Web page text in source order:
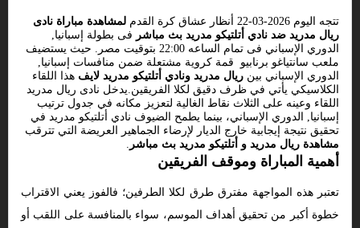
تتجه اليوم 2026-03-22 أنظار عشاق كرة القدم
لمشاهدة مباراة نادى
ريال مدريد ضد نادي أتلتيكو مدريد بث مباشر فى بطولة إسبانيا,
الدوري الإسباني فى تمام الساعه 22:00 بتوقيت مصر. حيث يستضيف
ملعب سانتياغو برنابيو قمة كروية مشتعلة ضمن منافسات إسبانيا,
الدوري الإسباني بين ريال مدريد ونادي أتلتيكو مدريد لايف هذا اللقاء
الكلاسيكي يأتي في ظرف دقيق لكلا الفريقين.يدخل نادى ريال مدريد
اللقاء وعينه على الثلاث نقاط الغالية لتعزيز مكانه في جدول ترتيب
إسبانيا, الدوري الإسباني، بينما يطمح الضيوف نادي أتلتيكو مدريد في
تحقيق نتيجة إيجابية خارج الديار لإرضاء الجماهير العريضة التي تترقب
مشاهدة ريال مدريد و أتلتيكو مدريد بث مباشر
أهمية المباراة وموقف الفريقين
تعتبر هذه المواجهة مفترق طرق لكلا الطرفين؛ فالفوز يعني الاقتراب
خطوة أكبر من تحقيق أهداف الموسم، سواء بالمنافسة على اللقب أو